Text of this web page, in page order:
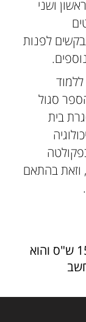
ושני
לפנות
ללמוד
סגול
בית
וזאת בהתאם
היקף הלימודים בתוכנית עומד על 155 ש"ס והוא